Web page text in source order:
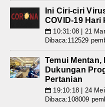
Ini Ciri-ciri
COVID-19 Hari
📅 10:31:08 | 21
Dibaca:112529
Temui
Dukungan
Pertanian
📅 19:10:18 | 24
Dibaca:108009